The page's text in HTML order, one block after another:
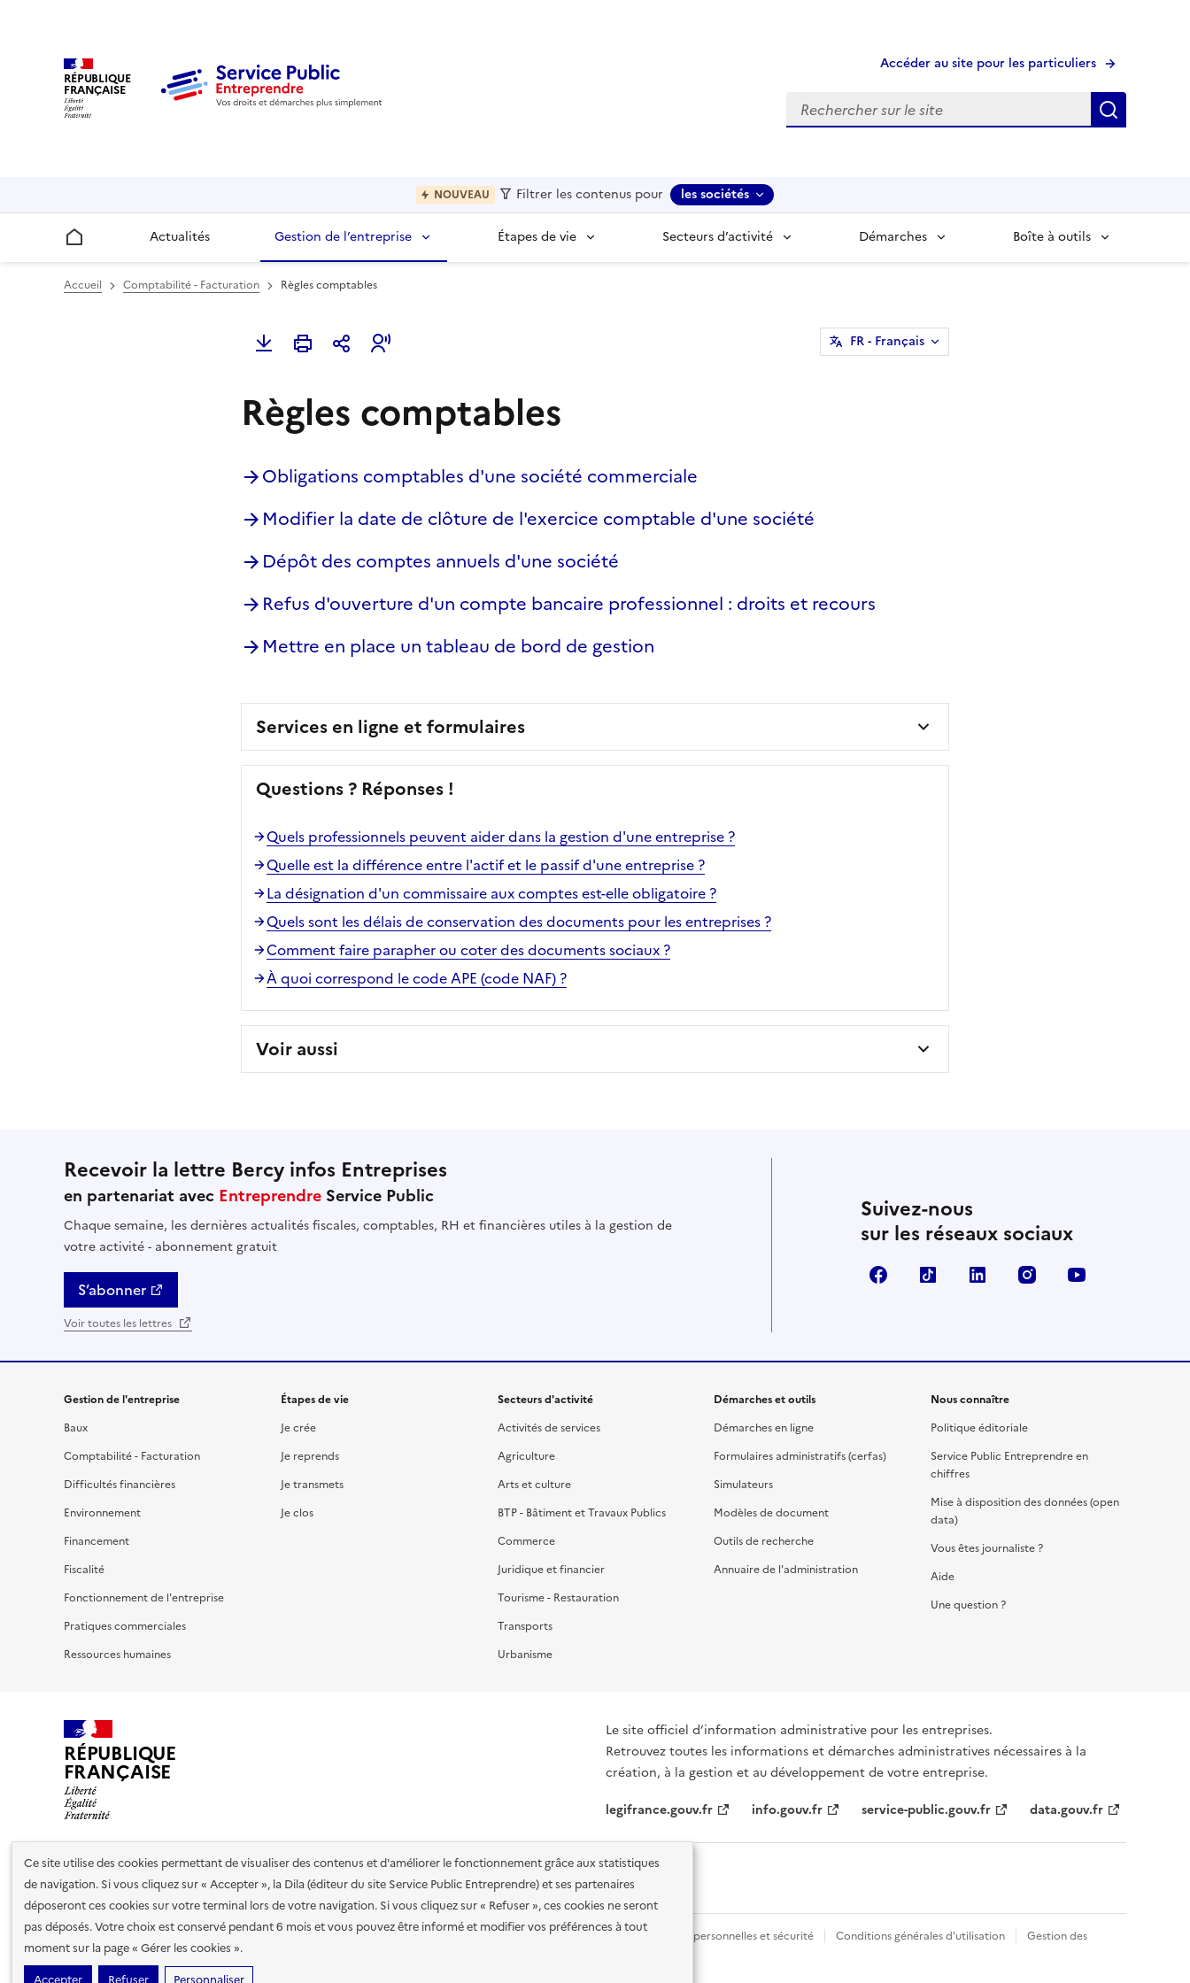
Ce site utilise des cookies permettant de visualiser des contenus et d'améliorer le fonctionnement grâce aux statistiques
de navigation. Si vous cliquez sur « Accepter », la Dila (éditeur du site Service Public Entreprendre) et ses partenaires
déposeront ces cookies sur votre terminal lors de votre navigation. Si vous cliquez sur « Refuser », ces cookies ne seront
pas déposés. Votre choix est conservé pendant 6 mois et vous pouvez être informé et modifier vos préférences à tout
moment sur la page « Gérer les cookies ».
RÉPUBLIQUE
FRANÇAISE
Accéder au site pour les particuliers
Recherche
NOUVEAU Filtrer les contenus pour les sociétés
Accueil Actualités Gestion de l’entreprise Étapes de vie Secteurs d’activité Démarches Boîte à outils
Accueil Comptabilité - Facturation Règles comptables
FR- Français
Règles comptables
Obligations comptables d'une société commerciale
Modifier la date de clôture de l'exercice comptable d'une société
Dépôt des comptes annuels d'une société
Refus d'ouverture d'un compte bancaire professionnel : droits et recours
Mettre en place un tableau de bord de gestion
Services en ligne et formulaires
Questions ? Réponses !
Quels professionnels peuvent aider dans la gestion d'une entreprise ?
Quelle est la différence entre l'actif et le passif d'une entreprise ?
La désignation d'un commissaire aux comptes est-elle obligatoire ?
Quels sont les délais de conservation des documents pour les entreprises ?
Comment faire parapher ou coter des documents sociaux ?
À quoi correspond le code APE (code NAF) ?
Voir aussi
Recevoir la lettre Bercy infos Entreprises
en partenariat avec Entreprendre Service Public
Chaque semaine, les dernières actualités fiscales, comptables, RH et financières utiles à la gestion de
votre activité - abonnement gratuit
S’abonner
Voir toutes les lettres
Suivez-nous
sur les réseaux sociaux
FacebookTikTok Linkedin Instagram
Gestion de l'entreprise
Baux
Comptabilité - Facturation
Difficultés financières
Environnement
Financement
Fiscalité
Fonctionnement de l'entreprise
Pratiques commerciales
Ressources humaines
Étapes de vie
Je crée
Je reprends
Je transmets
Je clos
Secteurs d'activité
Activités de services
Agriculture
Arts et culture
BTP - Bâtiment et Travaux Publics
Commerce
Juridique et financier
Tourisme - Restauration
Transports
Urbanisme
Démarches et outils
Démarches en ligne
Formulaires administratifs (cerfas)
Simulateurs
Modèles de document
Outils de recherche
Annuaire de l'administration
Nous connaître
Politique éditoriale
Service Public Entreprendre en
chiffres
Mise à disposition des données (open
data)
Vous êtes journaliste ?
Aide
Une question ?
RÉPUBLIQUE
FRANÇAISE
Le site officiel d’information administrative pour les entreprises.
Retrouvez toutes les informations et démarches administratives nécessaires à la
création, à la gestion et au développement de votre entreprise.
legifrance.gouv.fr
info.gouv.fr service-public.gouv.fr data.gouv.fr
Nos partenaires
Plan du site Accessibilité : totalement conforme Accessibilité des services en ligne Mentions légales Données personnelles et sécurité Conditions générales d'utilisation
Gestion des
cookies
Paramètres d'affichage